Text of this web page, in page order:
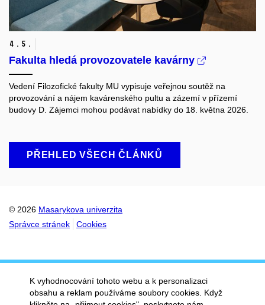
4. 5.
Fakulta hledá provozovatele kavárny
Vedení Filozofické fakulty MU vypisuje veřejnou soutěž na
provozování a nájem kavárenského pultu a zázemí v přízemí
budovy D. Zájemci mohou podávat nabídky do 18. května 2026.
PŘEHLED VŠECH ČLÁNKŮ
© 2026 Masarykova univerzita
Správce stránek
Cookies
K vyhodnocování tohoto webu a k personalizaci
obsahu a reklam používáme soubory cookies. Když